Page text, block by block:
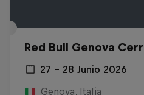
Red Bull Genova
27 – 28 Junio 2026
Genova, Italia